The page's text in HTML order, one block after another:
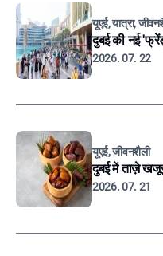
यूएई, यात्रा,
दुबई की नई
2026. 07. 22
यूएई, जीवनशैली
दुबई में ताज़े
2026. 07. 21